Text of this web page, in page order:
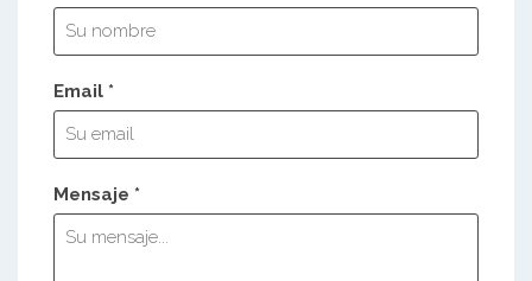
Email *
Mensaje *